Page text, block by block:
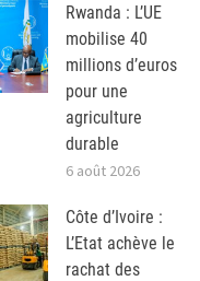
Rwanda : L’UE
mobilise 40
millions d’euros
pour une
agriculture
durable
6 août 2026
Côte d’Ivoire :
L’Etat achève le
rachat des